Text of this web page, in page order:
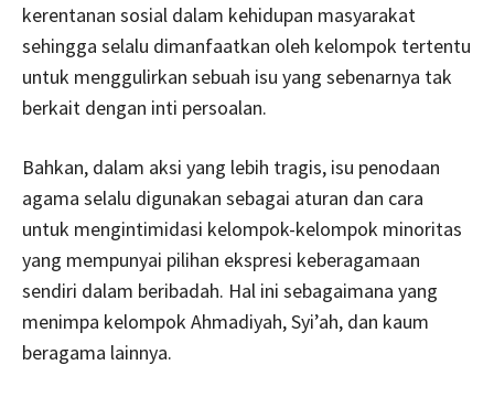
kerentanan sosial dalam kehidupan masyarakat
sehingga selalu dimanfaatkan oleh kelompok tertentu
untuk menggulirkan sebuah isu yang sebenarnya tak
berkait dengan inti persoalan.
Bahkan, dalam aksi yang lebih tragis, isu penodaan
agama selalu digunakan sebagai aturan dan cara
untuk mengintimidasi kelompok-kelompok minoritas
yang mempunyai pilihan ekspresi keberagamaan
sendiri dalam beribadah. Hal ini sebagaimana yang
menimpa kelompok Ahmadiyah, Syi’ah, dan kaum
beragama lainnya.